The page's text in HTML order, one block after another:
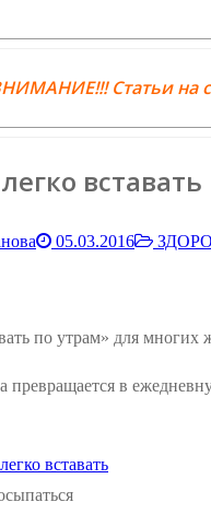
Статьи на
вставать
05.03.2016
по утрам» для многих
превращается в